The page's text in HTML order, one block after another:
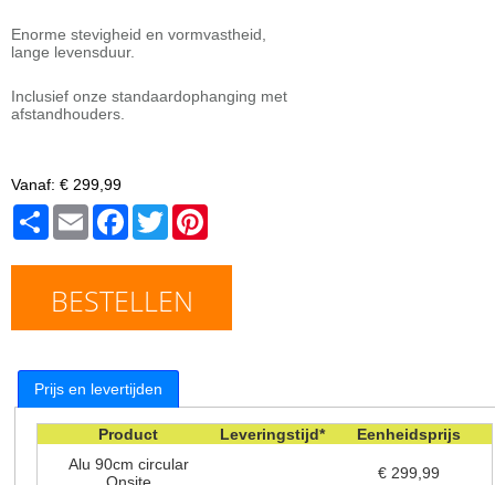
Enorme stevigheid en vormvastheid,
lange levensduur.
Inclusief onze standaardophanging met
afstandhouders.
Vanaf: € 299,99
Share Email Facebook
Twitter
BESTELLEN
Prijs en levertijden
Product Leveringstijd*
Eenheidsprijs
Alu 90cm circular
€ 299,99